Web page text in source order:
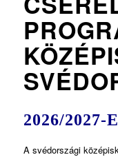
2026/2027-
A svédországi